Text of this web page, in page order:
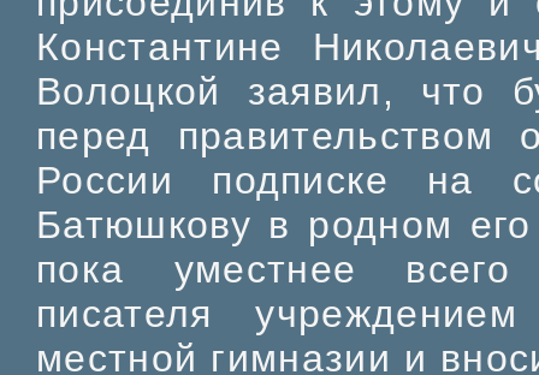
Константине
Волоцкой заявил, что
перед правительством
России подписке на
Батюшкову в родном
пока уместнее всего
писателя
местной гимназии и